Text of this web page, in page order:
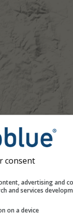
consent
advertising and
and services
on a device